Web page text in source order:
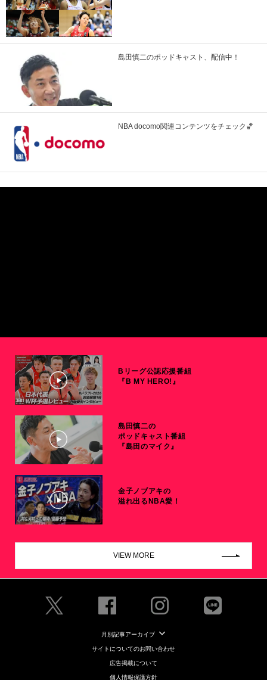
島田慎二のポッドキャスト、配信中！
NBA docomo関連コンテンツをチェック🏀
Bリーグ公認応援番組
『B MY HERO!』
島田慎二の
ポッドキャスト番組
『島田のマイク』
金子ノブアキの
溢れ出るNBA愛！
VIEW MORE
月別記事アーカイブ
サイトについてのお問い合わせ
広告掲載について
個人情報保護方針